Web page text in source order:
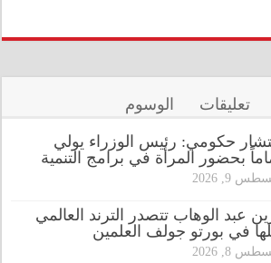
تعليقات الوسوم
حكومي: رئيس الوزراء يولي
بحضور المرأة في برامج التنمية
9, 2026
عبد الوهاب تتصدر الترند العالمي
في بورتو جولف العلمين
8, 2026